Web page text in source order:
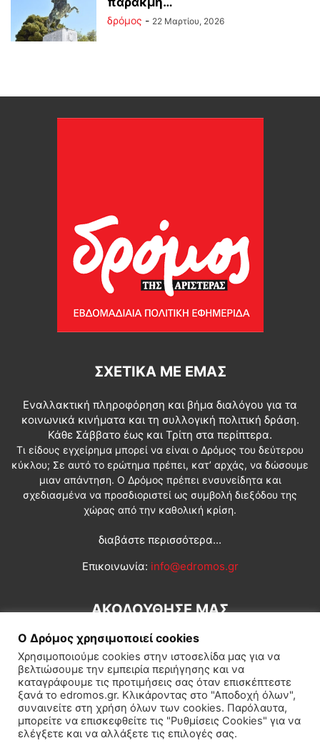
δρόμος - 22 Μαρτίου, 2026
ΣΧΕΤΙΚΆ ΜΕ ΕΜΆΣ
Εναλλακτική πληροφόρηση και βήμα διαλόγου για τα
κοινωνικά κινήματα και τη συλλογική πολιτική δράση.
Κάθε Σάββατο έως και Τρίτη στα περίπτερα.
Τι είδους εγχείρημα μπορεί να είναι ο Δρόμος του δεύτερου
κύκλου; Σε αυτό το ερώτημα πρέπει, κατ’ αρχάς, να δώσουμε
μιαν απάντηση. Ο Δρόμος πρέπει ενσυνείδητα και
σχεδιασμένα να προσδιοριστεί ως συμβολή διεξόδου της
χώρας από την καθολική κρίση.
διαβάστε περισσότερα...
Επικοινωνία: info@edromos.gr
ΑΚΟΛΟΥΘΗΣΕ ΜΑΣ
Εγγραφή συνδρομητή Πολιτική Διεθνή Κοινωνία
Πολιτισμός Αφιερώματα
Ο Δρόμος χρησιμοποιεί cookies
Χρησιμοποιούμε cookies στην ιστοσελίδα μας για να
βελτιώσουμε την εμπειρία περιήγησης και να
καταγράφουμε τις προτιμήσεις σας όταν επισκέπτεστε
ξανά το edromos.gr. Κλικάροντας στο "Αποδοχή όλων",
συναινείτε στη χρήση όλων των cookies. Παρόλαυτα,
μπορείτε να επισκεφθείτε τις "Ρυθμίσεις Cookies" για να
ελέγξετε και να αλλάξετε τις επιλογές σας.